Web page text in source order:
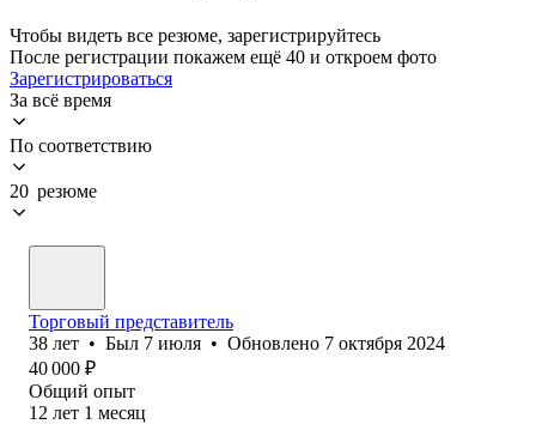
Чтобы видеть все резюме, зарегистрируйтесь
После регистрации покажем ещё 40 и откроем фото
Зарегистрироваться
За всё время
По соответствию
20 резюме
Торговый представитель
38 лет • Был 7 июля • Обновлено 7 октября 2024
40 000 ₽
Общий опыт
12 лет 1 месяц